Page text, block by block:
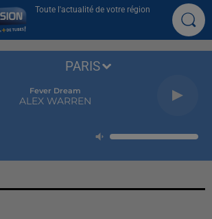
Toute l'actualité de votre région
Head Shoulders Knees & Toes
OFENBACH
PARIS